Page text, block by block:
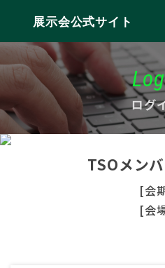
展示会公式サイト
ログ
TSOメン
[会
[会